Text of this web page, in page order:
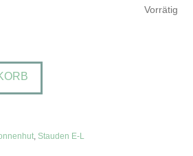
Vorrätig
Stauden E-L